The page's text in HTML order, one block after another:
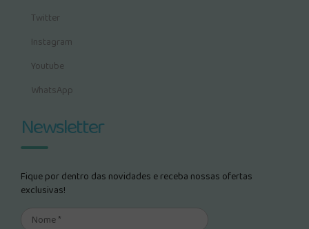
Twitter
Instagram
Youtube
WhatsApp
Newsletter
Fique por dentro das novidades e receba nossas ofertas
exclusivas!